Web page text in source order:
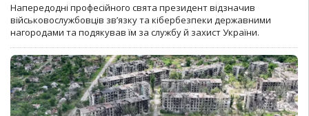
Напередодні професійного свята президент відзначив
військовослужбовців зв’язку та кібербезпеки державними
нагородами та подякував їм за службу й захист України.